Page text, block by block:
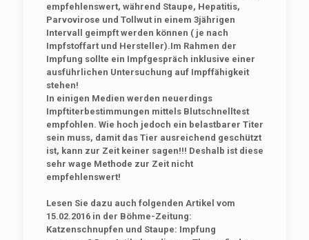
empfehlenswert, während Staupe, Hepatitis,
Parvovirose und Tollwut in einem 3jährigen
Intervall geimpft werden können ( je nach
Impfstoffart und Hersteller).Im Rahmen der
Impfung sollte ein Impfgespräch inklusive einer
ausführlichen Untersuchung auf Impffähigkeit
stehen!
In einigen Medien werden neuerdings
Impftiterbestimmungen mittels Blutschnelltest
empfohlen. Wie hoch jedoch ein belastbarer Titer
sein muss, damit das Tier ausreichend geschützt
ist, kann zur Zeit keiner sagen!!! Deshalb ist diese
sehr wage Methode zur Zeit nicht
empfehlenswert!
Lesen Sie dazu auch folgenden Artikel vom
15.02.2016 in der Böhme-Zeitung:
Katzenschnupfen und Staupe: Impfung